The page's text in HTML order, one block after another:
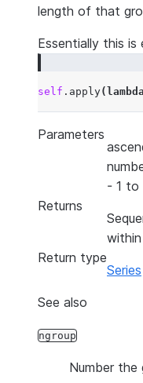
length of that
Essentially this is
self . apply( lambda
Parameters
- 1 to
Returns
Return type
Series
See also
ngroup
Number the